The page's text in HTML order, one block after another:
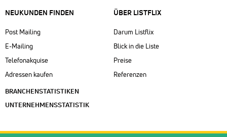
NEUKUNDEN FINDEN
Post Mailing
E-Mailing
Telefonakquise
Adressen kaufen
BRANCHENSTATISTIKEN
UNTERNEHMENSSTATISTIK
ÜBER LISTFLIX​
Darum Listflix
Blick in die Liste
Preise
Referenzen